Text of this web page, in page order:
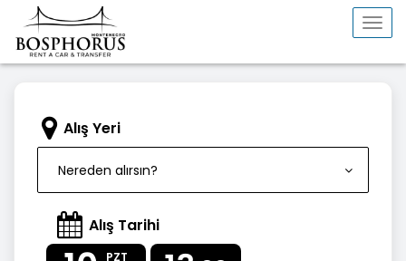
Alış Yeri
Nereden alırsın?
Alış Tarihi
PZT